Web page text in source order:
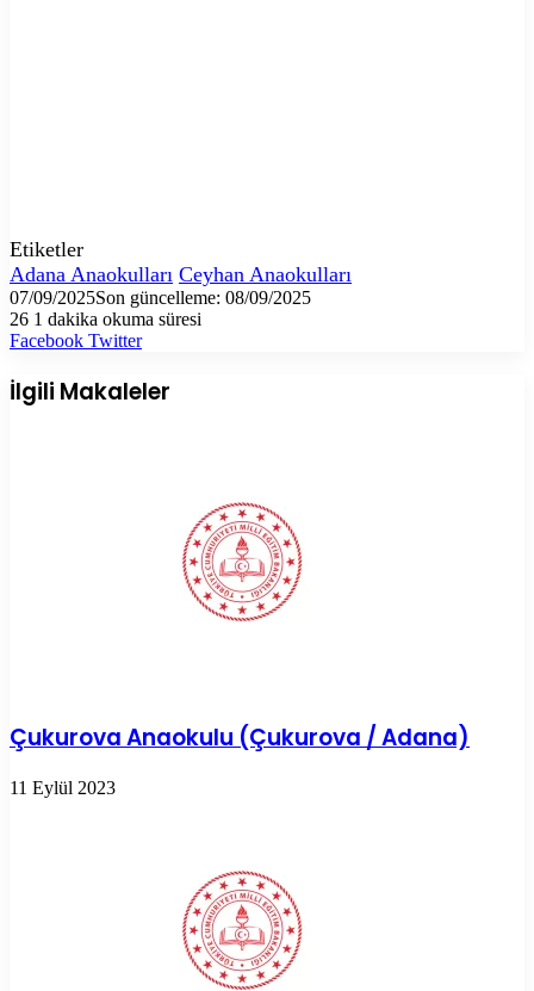
Etiketler
Adana Anaokulları Ceyhan Anaokulları
07/09/2025Son güncelleme: 08/09/2025
26 1 dakika okuma süresi
Facebook TwitterLinkedIn
Tumblr
Pinterest
Reddit
VKontakte
E-
ile
paylaş
Yazdır
İlgili Makaleler
Çukurova Anaokulu (Çukurova / Adana)
11 Eylül 2023